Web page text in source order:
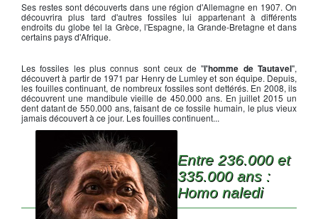
Ses restes sont découverts dans une région d'Allemagne en 1907. On
découvrira plus tard d'autres fossiles lui appartenant à différents
endroits du globe tel la Grèce, l'Espagne, la Grande-Bretagne et dans
certains pays d'Afrique.
Les fossiles les plus connus sont ceux de "l'homme de Tautavel",
découvert à partir de 1971 par Henry de Lumley et son équipe. Depuis,
les fouilles continuant, de nombreux fossiles sont dettérés. En 2008, ils
découvrent une mandibule vieille de 450.000 ans. En juillet 2015 un
dent datant de 550.000 ans, faisant de ce fossile humain, le plus vieux
jamais découvert à ce jour. Les fouilles continuent...
Entre 236.000 et
335.000 ans :
Homo naledi